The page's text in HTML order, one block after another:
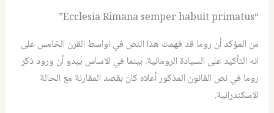
“Ecclesia Rimana semper habuit primatus”
من المؤكد أن روما قد فهمت هذا النص في اواسط القرن الخامس على
انه التأكيد على السيادة الرومانية. بينما في الاساس يبدو أن ورود ذكر
روما في نص القانون المذكور أعلاه كان بقصد المقارنة مع الحالة
الاسكندرانية.